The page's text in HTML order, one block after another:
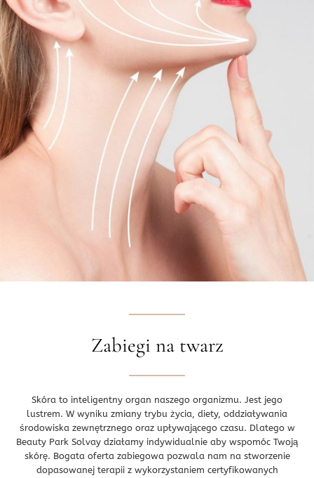
Zabiegi na twarz
Skóra to inteligentny organ naszego organizmu. Jest jego
lustrem. W wyniku zmiany trybu życia, diety, oddziaływania
środowiska zewnętrznego oraz upływającego czasu. Dlatego w
Beauty Park Solvay działamy indywidualnie aby wspomóc Twoją
skórę. Bogata oferta zabiegowa pozwala nam na stworzenie
dopasowanej terapii z wykorzystaniem certyfikowanych